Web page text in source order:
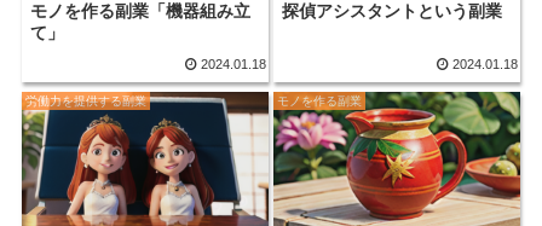
モノを作る副業「機器組み立
て」
2024.01.18
探偵アシスタントという副業
2024.01.18
労働力を提供する副業 モノを作る副業